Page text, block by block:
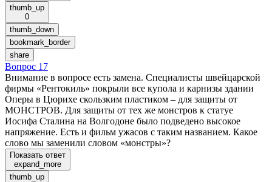
thumb_up
0
thumb_down
bookmark_border
share
Вопрос 17
Внимание в вопросе есть замена. Специалисты швейцарской
фирмы «Рентокиль» покрыли все купола и карнизы здании
Оперы в Цюрихе скользким пластиком – для защиты от
МОНСТРОВ. Для защиты от тех же монстров к статуе
Иосифа Сталина на Волгодоне было подведено высокое
напряжение. Есть и фильм ужасов с таким названием. Какое
слово мы заменили словом «монстры»?
Показать ответ
expand_more
thumb_up